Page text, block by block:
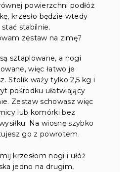
powierzchni podłóż
krzesło będzie wtedy
stać stabilnie.
zestaw na zimę?
są sztaplowane, a nogi
więc łatwo je
Stolik waży tylko 2,5 kg i
pośrodku ułatwiający
Zestaw schowasz więc
lub komórki bez
Na wiosnę szybko
go z powrotem.
krzesłom nogi i ułóż
jedno na drugim,